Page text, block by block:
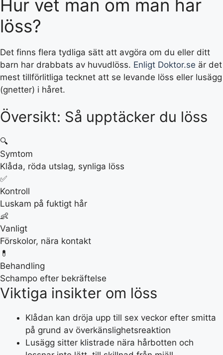
Hur vet man om man har
löss?
Det finns flera tydliga sätt att avgöra om du eller ditt
barn har drabbats av huvudlöss. Enligt Doktor.se är det
mest tillförlitliga tecknet att se levande löss eller lusägg
(gnetter) i håret.
Översikt: Så upptäcker du löss
🔍
Symtom
Klåda, röda utslag, synliga löss
✅
Kontroll
Luskam på fuktigt hår
👶
Vanligt
Förskolor, nära kontakt
💊
Behandling
Schampo efter bekräftelse
Viktiga insikter om löss
Klådan kan dröja upp till sex veckor efter smitta
på grund av överkänslighetsreaktion
Lusägg sitter klistrade nära hårbotten och